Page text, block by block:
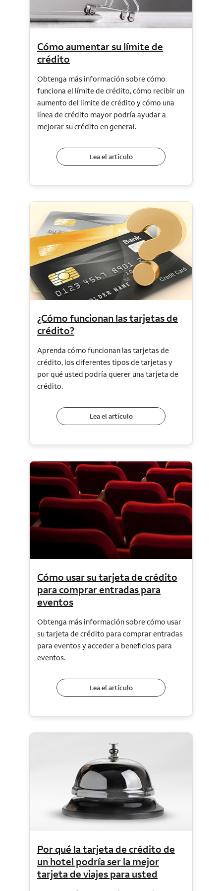
Cómo aumentar su límite de
crédito
Obtenga más información sobre cómo
funciona el límite de crédito, cómo recibir un
aumento del límite de crédito y cómo una
línea de crédito mayor podría ayudar a
mejorar su crédito en general.
Lea el artículo
¿Cómo funcionan las tarjetas de
crédito?
Aprenda cómo funcionan las tarjetas de
crédito, los diferentes tipos de tarjetas y
por qué usted podría querer una tarjeta de
crédito.
Lea el artículo
Cómo usar su tarjeta de crédito
para comprar entradas para
eventos
Obtenga más información sobre cómo usar
su tarjeta de crédito para comprar entradas
para eventos y acceder a beneficios para
eventos.
Lea el artículo
Por qué la tarjeta de crédito de
un hotel podría ser la mejor
tarjeta de viajes para usted